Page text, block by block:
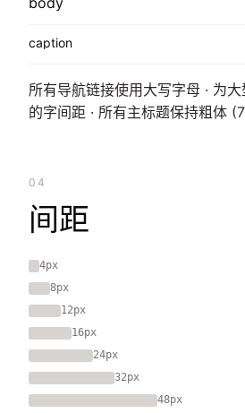
caption
所有导航链接使用大写字母 · 为
的字间距 · 所有主标题保持粗体
04
间距
4px
8px
12px
16px
24px
32px
48px